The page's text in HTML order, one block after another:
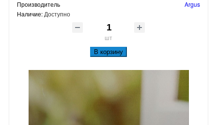
Производитель
Argus
Наличие: Доступно
шт
В корзину